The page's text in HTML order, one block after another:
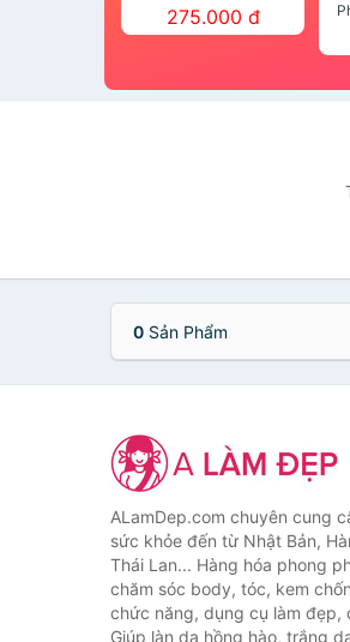
Papaya The Face Shop
(150ml)
275.000 đ
0 Sản Phẩm
ALamDep.com chuyên cung
sức khỏe đến từ Nhật Bản,
Thái Lan... Hàng hóa phong
chăm sóc body, tóc, kem
chức năng, dụng cụ làm đẹp,
Giúp làn da hồng hào, trắng